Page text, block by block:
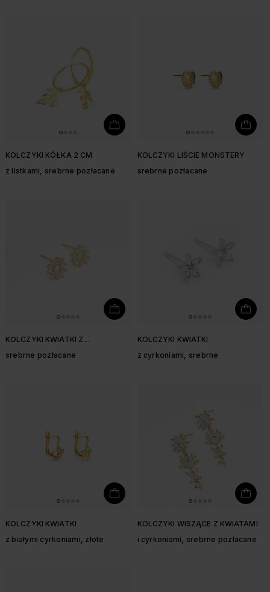
KOLCZYKI KÓŁKA 2 CM
z listkami, srebrne pozłacane
KOLCZYKI LIŚCIE MONSTERY
srebrne pozłacane
KOLCZYKI KWIATKI Z
srebrne pozłacane
KOLCZYKI KWIATKI
z cyrkoniami, srebrne
KOLCZYKI KWIATKI
z białymi cyrkoniami, złote
KOLCZYKI WISZĄCE Z KWIATAMI
i cyrkoniami, srebrne pozłacane